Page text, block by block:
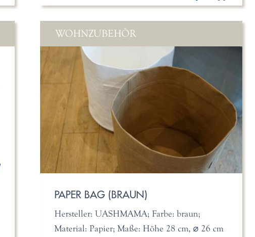
WOHNZUBEHÖR
PAPER BAG (BRAUN)
Hersteller: UASHMAMA; Farbe: braun;
Material: Papier; Maße: Höhe 28 cm, ⌀ 26 cm